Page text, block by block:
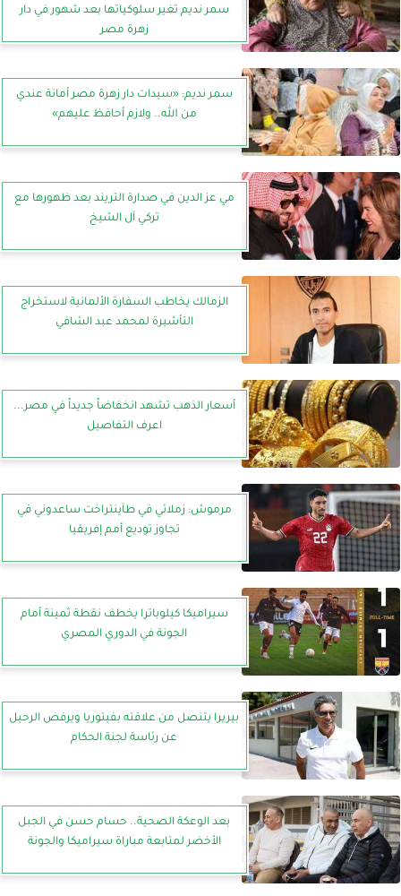
سمر نديم تغير سلوكياتها بعد شهور في دار
زهرة مصر
سمر نديم: «سيدات دار زهرة مصر أمانة عندي
من الله.. ولازم أحافظ عليهم»
مي عز الدين في صدارة التريند بعد ظهورها مع
تركي آل الشيخ
الزمالك يخاطب السفارة الألمانية لاستخراج
التأشيرة لمحمد عبد الشافي
أسعار الذهب تشهد انخفاضاً جديداً في مصر...
اعرف التفاصيل
مرموش: زملائي في طآينتراخت ساعدوني في
تجاوز توديع أمم إفريقيا
سيراميكا كيلوباترا يخطف نقطة ثمينة أمام
الجونة في الدوري المصري
بيريرا يتنصل من علاقته بفيتوريا ويرفض الرحيل
عن رئاسة لجنة الحكام
بعد الوعكة الصحية.. حسام حسن في الجبل
الأخضر لمتابعة مباراة سيراميكا والجونة